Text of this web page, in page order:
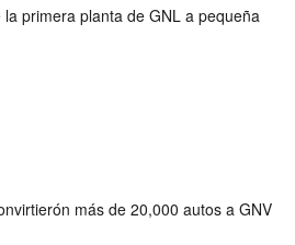
primera planta de GNL a pequeña
más de 20,000 autos a GNV